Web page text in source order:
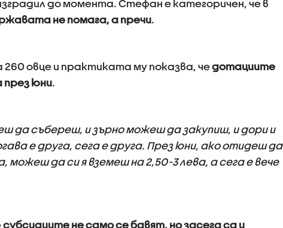
до момента. Стефан е категоричен, че в
не помага, а пречи.
овце и практиката му показва, чедотациите
през юни.
да събереш, и зърно можеш да закупиш, и дори и
е друга, сега е друга. През юни, ако отидеш да
можеш да си я вземеш на 2,50-3 лева, а сега е вече
субсидиите не само се бавят, но засега са и